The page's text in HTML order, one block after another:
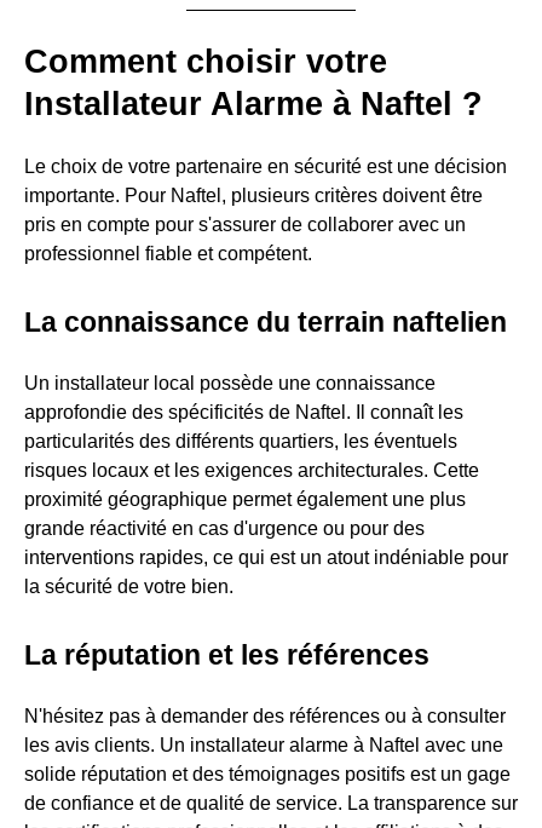
Comment choisir votre
Installateur Alarme à Naftel ?
Le choix de votre partenaire en sécurité est une décision
importante. Pour Naftel, plusieurs critères doivent être
pris en compte pour s'assurer de collaborer avec un
professionnel fiable et compétent.
La connaissance du terrain naftelien
Un installateur local possède une connaissance
approfondie des spécificités de Naftel. Il connaît les
particularités des différents quartiers, les éventuels
risques locaux et les exigences architecturales. Cette
proximité géographique permet également une plus
grande réactivité en cas d'urgence ou pour des
interventions rapides, ce qui est un atout indéniable pour
la sécurité de votre bien.
La réputation et les références
N'hésitez pas à demander des références ou à consulter
les avis clients. Un installateur alarme à Naftel avec une
solide réputation et des témoignages positifs est un gage
de confiance et de qualité de service. La transparence sur